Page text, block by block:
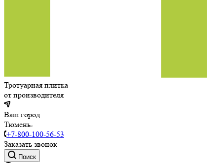
Тротуарная плитка
от производителя
Ваш город
Тюмень
+7-800-100-56-53
Заказать звонок
Поиск